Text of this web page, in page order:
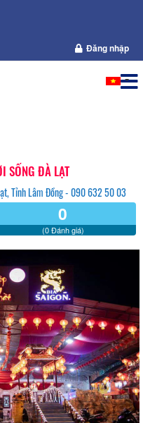
Đăng nhập
SỐNG ĐÀ LẠT
Tỉnh Lâm Đồng - 090 632 50 03
0
(0 Đánh giá)